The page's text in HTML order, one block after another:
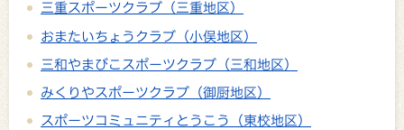
三重スポーツクラブ（三重地区）
おまたいちょうクラブ（小俣地区）
三和やまびこスポーツクラブ（三和地区）
みくりやスポーツクラブ（御厨地区）
スポーツコミュニティとうこう（東校地区）